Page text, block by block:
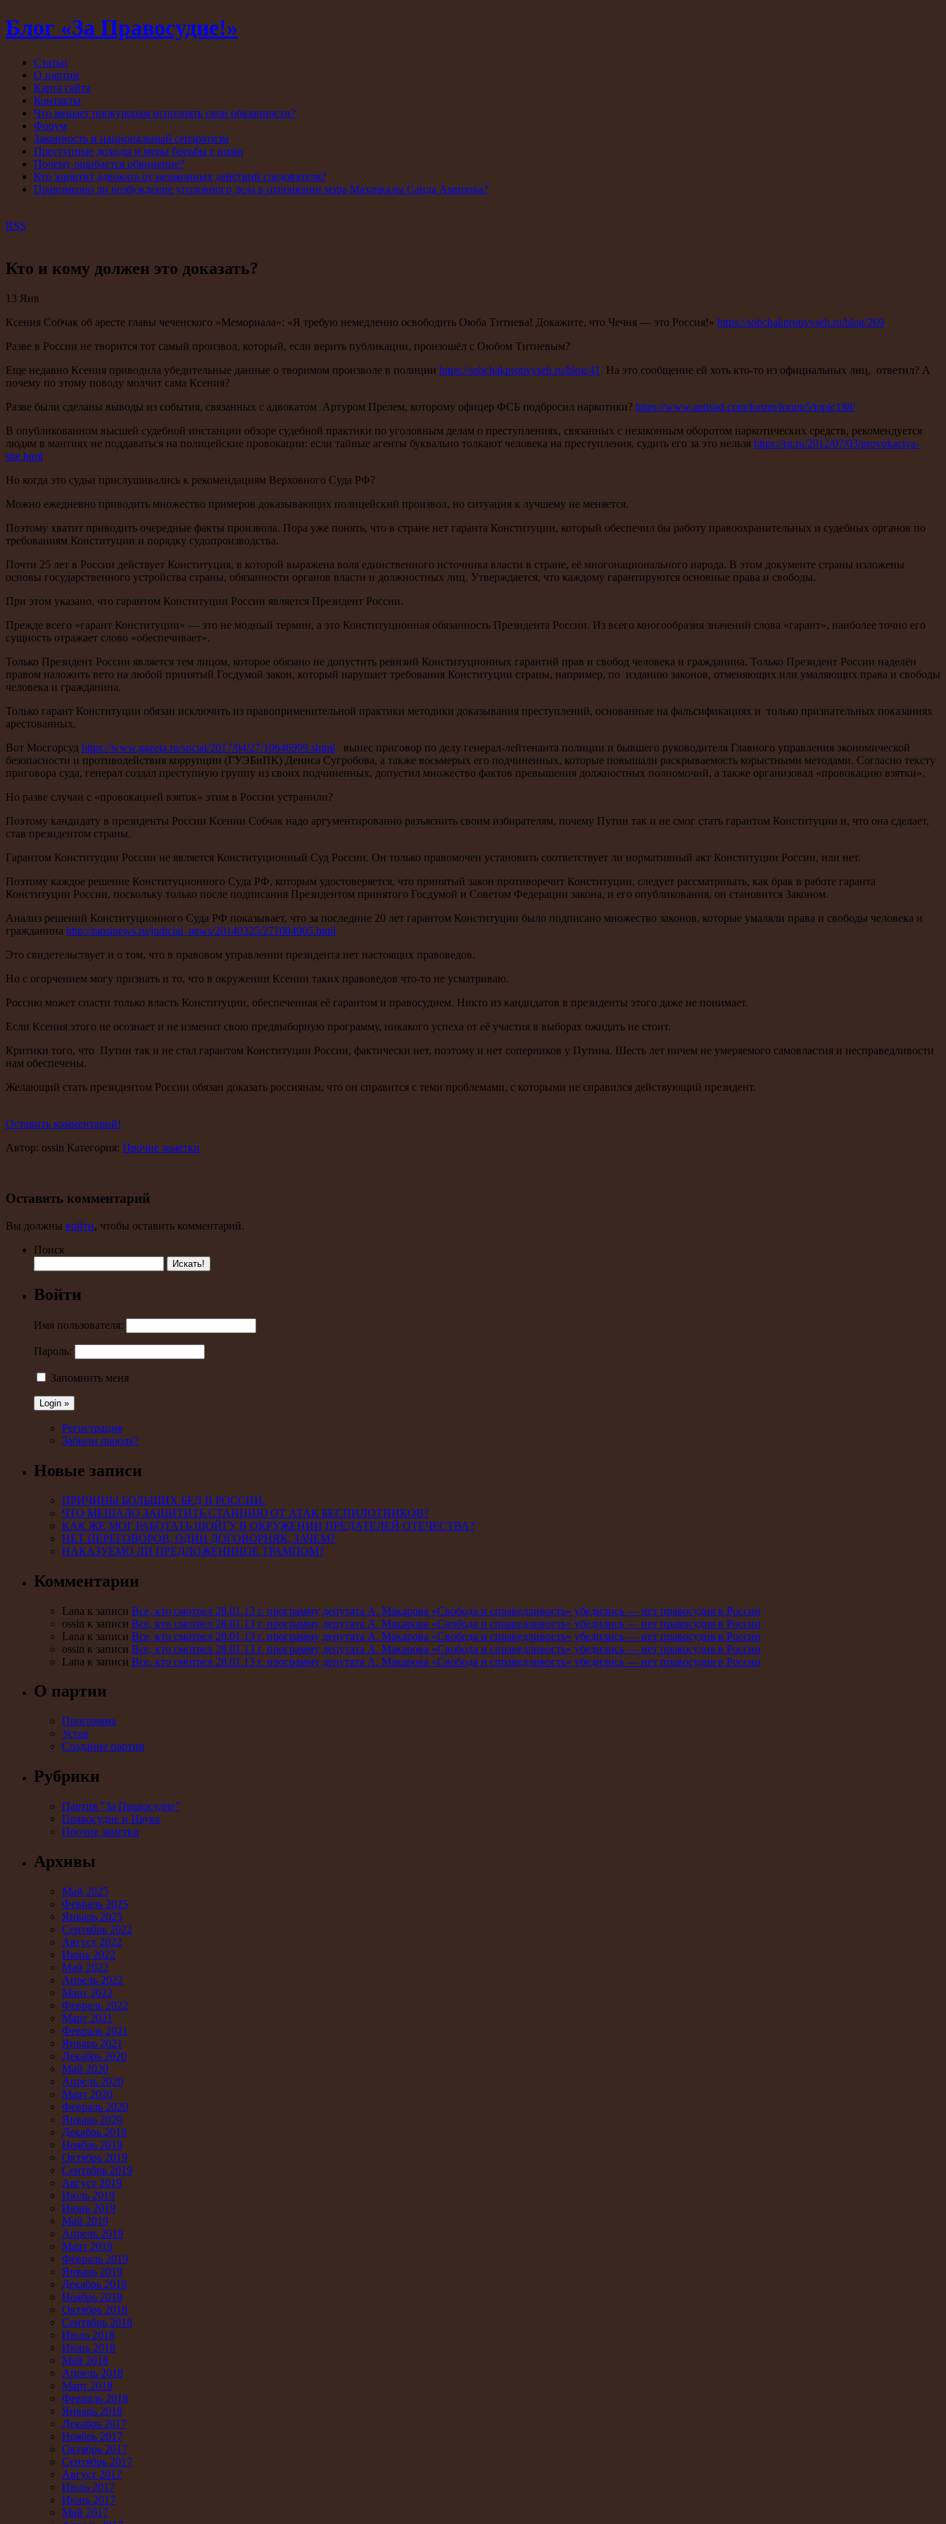
Блог «За Правосудие!»
Статьи
О партии
Карта сайта
Контакты
Что мешает прокурорам исполнять свои обязанности?
Форум
Законность и национальный сепаратизм
Преступные доходы и меры борьбы с ними
Почему ошибается обвинение?
Кто защитит адвоката от незаконных действий следователя?
Правомерно ли возбуждение уголовного дела в отношении мэра Махачкалы Саида Амирова?
RSS
Кто и кому должен это доказать?
13 Янв
Ксения Собчак об аресте главы чеченского «Мемориала»: «Я требую немедленно освободить Оюба Титиева! Докажите, что Чечня — это Россия!» https://sobchakprotivvseh.ru/blog/269
Разве в России не творится тот самый произвол, который, если верить публикации, произошёл с Оюбом Титиевым?
Еще недавно Ксения приводила убедительные данные о творимом произволе в полиции https://sobchakprotivvseh.ru/blog/41
На это сообщение ей хоть кто-то из официальных лиц, ответил? А
почему по этому поводу молчит сама Ксения?
Разве были сделаны выводы из события, связанных с адвокатом Артуром Прелем, которому офицер ФСБ подбросил наркотики? https://www.antisud.com/forum/forum5/topic188/
В опубликованном высшей судебной инстанции обзоре судебной практики по уголовным делам о преступлениях, связанных с незаконным оборотом наркотических средств, рекомендуется
людям в мантиях не поддаваться на полицейские провокации: если тайные агенты буквально толкают человека на преступления, судить его за это нельзя https://rg.ru/2012/07/03/provokaciya-
site.html
Но когда это судьи прислушивались к рекомендациям Верховного Суда РФ?
Можно ежедневно приводить множество примеров доказывающих полицейский произвол, но ситуация к лучшему не меняется.
Поэтому хватит приводить очередные факты произвола. Пора уже понять, что в стране нет гаранта Конституции, который обеспечил бы работу правоохранительных и судебных органов по
требованиям Конституции и порядку судопроизводства.
Почти 25 лет в России действует Конституция, в которой выражена воля единственного источника власти в стране, её многонационального народа. В этом документе страны изложены
основы государственного устройства страны, обязанности органов власти и должностных лиц. Утверждается, что каждому гарантируются основные права и свободы.
При этом указано, что гарантом Конституции России является Президент России.
Прежде всего «гарант Конституции» — это не модный термин, а это Конституционная обязанность Президента России. Из всего многообразия значений слова «гарант», наиболее точно его
сущность отражает слово «обеспечивает».
Только Президент России является тем лицом, которое обязано не допустить ревизий Конституционных гарантий прав и свобод человека и гражданина. Только Президент России наделён
правом наложить вето на любой принятый Госдумой закон, который нарушает требования Конституции страны, например, по изданию законов, отменяющих или умаляющих права и свободы
человека и гражданина.
Только гарант Конституции обязан исключить из правоприменительной практики методики доказывания преступлений, основанные на фальсификациях и только признательных показаниях
арестованных.
Вот Мосгорсуд https://www.gazeta.ru/social/2017/04/27/10646999.shtml вынес приговор по делу генерал-лейтенанта полиции и бывшего руководителя Главного управления экономической
безопасности и противодействия коррупции (ГУЭБиПК) Дениса Сугробова, а также восьмерых его подчиненных, которые повышали раскрываемость корыстными методами. Согласно тексту
приговора суда, генерал создал преступную группу из своих подчиненных, допустил множество фактов превышения должностных полномочий, а также организовал «провокацию взятки».
Но разве случаи с «провокацией взяток» этим в России устранили?
Поэтому кандидату в президенты России Ксении Собчак надо аргументированно разъяснить своим избирателям, почему Путин так и не смог стать гарантом Конституции и, что она сделает,
став президентом страны.
Гарантом Конституции России не является Конституционный Суд России. Он только правомочен установить соответствует ли нормативный акт Конституции России, или нет.
Поэтому каждое решение Конституционного Суда РФ, которым удостоверяется, что принятый закон противоречит Конституции, следует рассматривать, как брак в работе гаранта
Конституции России, поскольку только после подписания Президентом принятого Госдумой и Советом Федерации закона, и его опубликования, он становится Законом.
Анализ решений Конституционного Суда РФ показывает, что за последние 20 лет гарантом Конституции было подписано множество законов, которые умаляли права и свободы человека и
гражданина http://rapsinews.ru/judicial_news/20140325/271004905.html
Это свидетельствует и о том, что в правовом управлении президента нет настоящих правоведов.
Но с огорчением могу признать и то, что в окружении Ксении таких правоведов что-то не усматриваю.
Россию может спасти только власть Конституции, обеспеченная её гарантом и правосудием. Никто из кандидатов в президенты этого даже не понимает.
Если Ксения этого не осознает и не изменит свою предвыборную программу, никакого успеха от её участия в выборах ожидать не стоит.
Критики того, что Путин так и не стал гарантом Конституции России, фактически нет, поэтому и нет соперников у Путина. Шесть лет ничем не умеряемого самовластия и несправедливости
нам обеспечены.
Желающий стать президентом России обязан доказать россиянам, что он справится с теми проблемами, с которыми не справился действующий президент.
Оставить комментарий!
Автор: ossin Категория: Прочие заметки
Оставить комментарий
Вы должны войти, чтобы оставить комментарий.
Поиск
Войти
Имя пользователя:
Пароль:
Запомнить меня
Регистрация
Забыли пароль?
Новые записи
ПРИЧИНЫ БОЛЬШИХ БЕД В РОССИИ.
ЧТО МЕШАЛО ЗАЩИТИТЬ СТАНЦИЮ ОТ АТАК БЕСПИЛОТНИКОВ?
КАК ЖЕ МОГ РАБОТАТЬ ШОЙГУ В ОКРУЖЕНИИ ПРЕДАТЕЛЕЙ ОТЕЧЕСТВА?
НЕТ ПЕРЕГОВОРОВ, ОДИН ДОГОВОРНЯК, ЗАЧЕМ?
НАКАЗУЕМО ЛИ ПРЕДЛОЖЕНННОЕ ТРАМПОМ?
Комментарии
Lana к записи Все, кто смотрел 28.01.13 г. программу депутата А. Макарова «Свобода и справедливость» убедились — нет правосудия в России
ossin к записи Все, кто смотрел 28.01.13 г. программу депутата А. Макарова «Свобода и справедливость» убедились — нет правосудия в России
Lana к записи Все, кто смотрел 28.01.13 г. программу депутата А. Макарова «Свобода и справедливость» убедились — нет правосудия в России
ossin к записи Все, кто смотрел 28.01.13 г. программу депутата А. Макарова «Свобода и справедливость» убедились — нет правосудия в России
Lana к записи Все, кто смотрел 28.01.13 г. программу депутата А. Макарова «Свобода и справедливость» убедились — нет правосудия в России
О партии
Программа
Устав
Создание партии
Рубрики
Партия "За Правосудие"
Правосудие и Наука
Прочие заметки
Архивы
Май 2025
Февраль 2025
Январь 2025
Сентябрь 2022
Август 2022
Июнь 2022
Май 2022
Апрель 2022
Март 2022
Февраль 2022
Март 2021
Февраль 2021
Январь 2021
Декабрь 2020
Май 2020
Апрель 2020
Март 2020
Февраль 2020
Январь 2020
Декабрь 2019
Ноябрь 2019
Октябрь 2019
Сентябрь 2019
Август 2019
Июль 2019
Июнь 2019
Май 2019
Апрель 2019
Март 2019
Февраль 2019
Январь 2019
Декабрь 2018
Ноябрь 2018
Октябрь 2018
Сентябрь 2018
Июль 2018
Июнь 2018
Май 2018
Апрель 2018
Март 2018
Февраль 2018
Январь 2018
Декабрь 2017
Ноябрь 2017
Октябрь 2017
Сентябрь 2017
Август 2017
Июль 2017
Июнь 2017
Май 2017